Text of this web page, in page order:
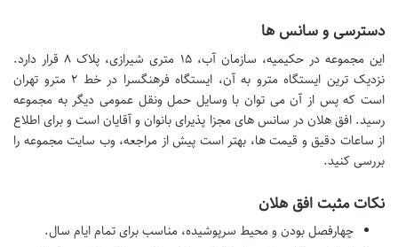
دسترسی و سانس ها
این مجموعه در حکیمیه، سازمان آب، ۱۵ متری شیرازی، پلاک ۸ قرار دارد.
نزدیک ترین ایستگاه مترو به آن، ایستگاه فرهنگسرا در خط ۲ مترو تهران
است که پس از آن می توان با وسایل حمل ونقل عمومی دیگر به مجموعه
رسید. افق هلان در سانس های مجزا پذیرای بانوان و آقایان است و برای اطلاع
از ساعات دقیق و قیمت ها، بهتر است پیش از مراجعه، وب سایت مجموعه را
بررسی کنید.
نکات مثبت افق هلان
چهارفصل بودن و محیط سرپوشیده، مناسب برای تمام ایام سال.